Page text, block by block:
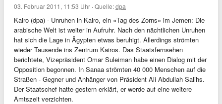
03. Februar 2011, 11:53 Uhr ·Quelle:dpa
Kairo (dpa) - Unruhen in Kairo, ein «Tag des Zorns» im Jemen: Die
arabische Welt ist weiter in Aufruhr. Nach den nächtlichen Unruhen
hat sich die Lage in Ägypten etwas beruhigt. Allerdings strömten
wieder Tausende ins Zentrum Kairos. Das Staatsfernsehen
berichtete, Vizepräsident Omar Suleiman habe einen Dialog mit der
Opposition begonnen. In Sanaa strömten 40 000 Menschen auf die
Straßen - Gegner und Anhänger von Präsident Ali Abdullah Salihs.
Der Staatschef hatte gestern erklärt, er werde auf eine weitere
Amtszeit verzichten.